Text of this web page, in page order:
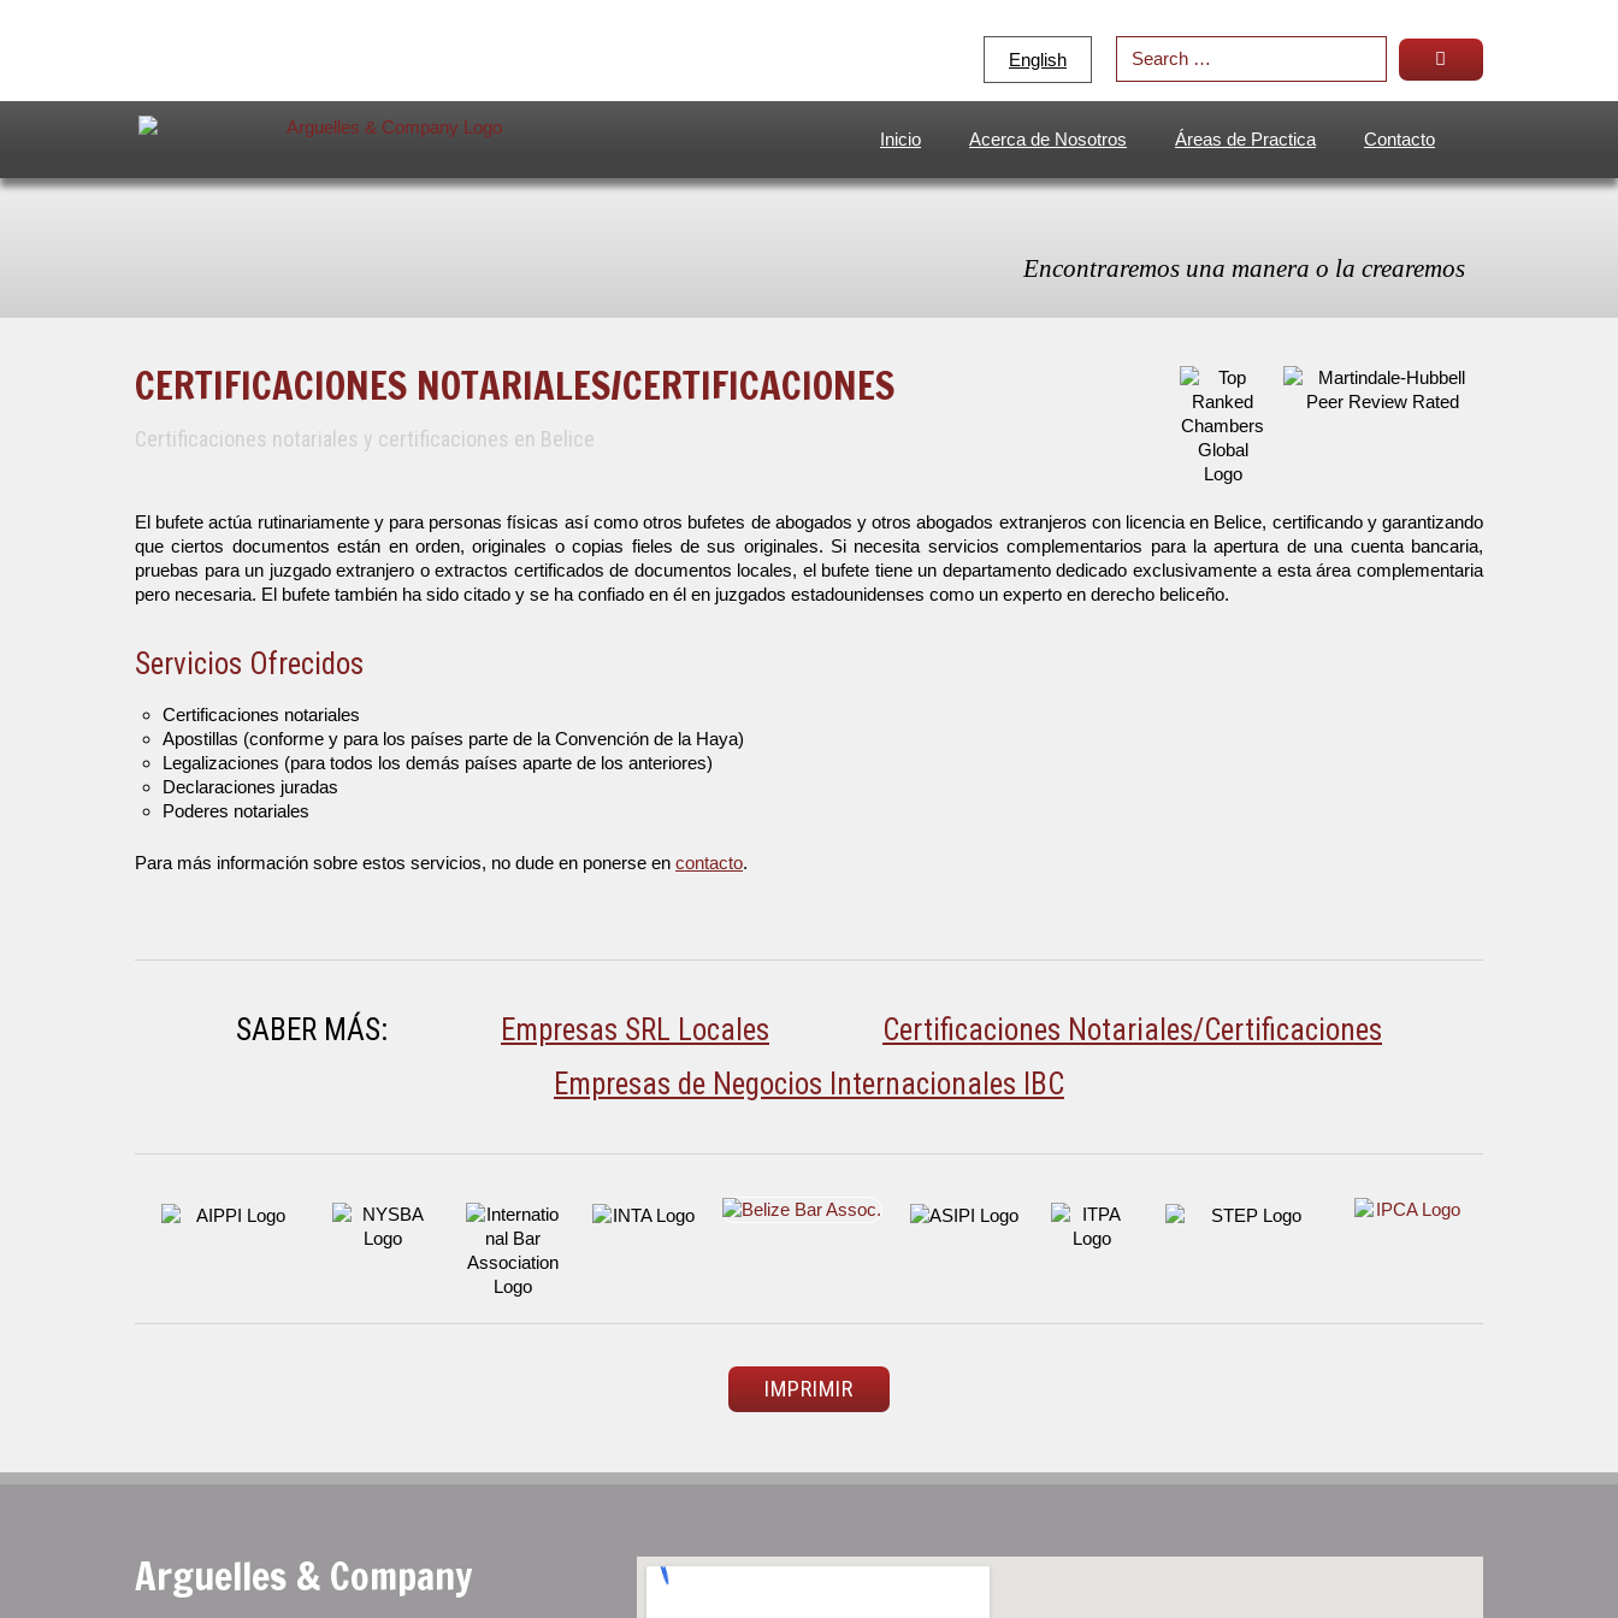
English
Inicio Acerca de Nosotros Áreas de Practica Contacto
Encontraremos una manera o la crearemos
CERTIFICACIONES NOTARIALES/CERTIFICACIONES
Certificaciones notariales y certificaciones en Belice
El bufete actúa rutinariamente y para personas físicas así como otros bufetes de abogados y otros abogados extranjeros con licencia en Belice, certificando y garantizando
que ciertos documentos están en orden, originales o copias fieles de sus originales. Si necesita servicios complementarios para la apertura de una cuenta bancaria,
pruebas para un juzgado extranjero o extractos certificados de documentos locales, el bufete tiene un departamento dedicado exclusivamente a esta área complementaria
pero necesaria. El bufete también ha sido citado y se ha confiado en él en juzgados estadounidenses como un experto en derecho beliceño.
Servicios Ofrecidos
Certificaciones notariales
Apostillas (conforme y para los países parte de la Convención de la Haya)
Legalizaciones (para todos los demás países aparte de los anteriores)
Declaraciones juradas
Poderes notariales
Para más información sobre estos servicios, no dude en ponerse en contacto.
SABER MÁS: Empresas SRL Locales
Certificaciones Notariales/Certificaciones
Empresas de Negocios Internacionales IBC
IMPRIMIR
Arguelles & Company